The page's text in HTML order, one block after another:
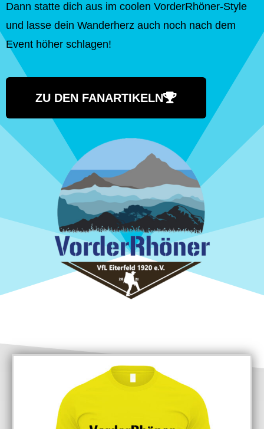
Dann statte dich aus im coolen VorderRhöner-Style
und lasse dein Wanderherz auch noch nach dem
Event höher schlagen!
ZU DEN FANARTIKELN